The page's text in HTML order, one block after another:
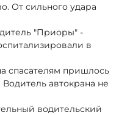
От сильного удара
"Приоры" -
в
спасателям пришлось
Водитель автокрана не
водительский